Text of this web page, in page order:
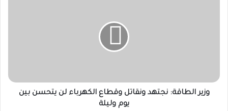
بين
وزير الطاقة: نجتهد ونقاتل وقطاع الكهرباء لن يتحسن بين
يوم وليلة